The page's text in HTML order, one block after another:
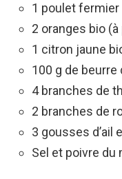
1 poulet fermier
2 oranges bio
1 citron jaune
100 g de
4 branches de
2 branches de
3 gousses d’ail
Sel et poivre du